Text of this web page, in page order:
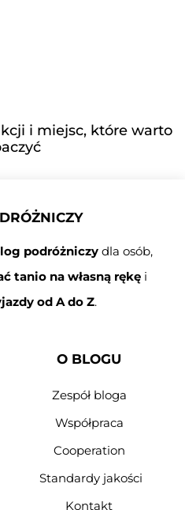
i miejsc, które warto
podróżniczy dla osób,
tanio na własną rękęi
od A do Z.
O BLOGU
Zespół bloga
Współpraca
Cooperation
Standardy jakości
Kontakt